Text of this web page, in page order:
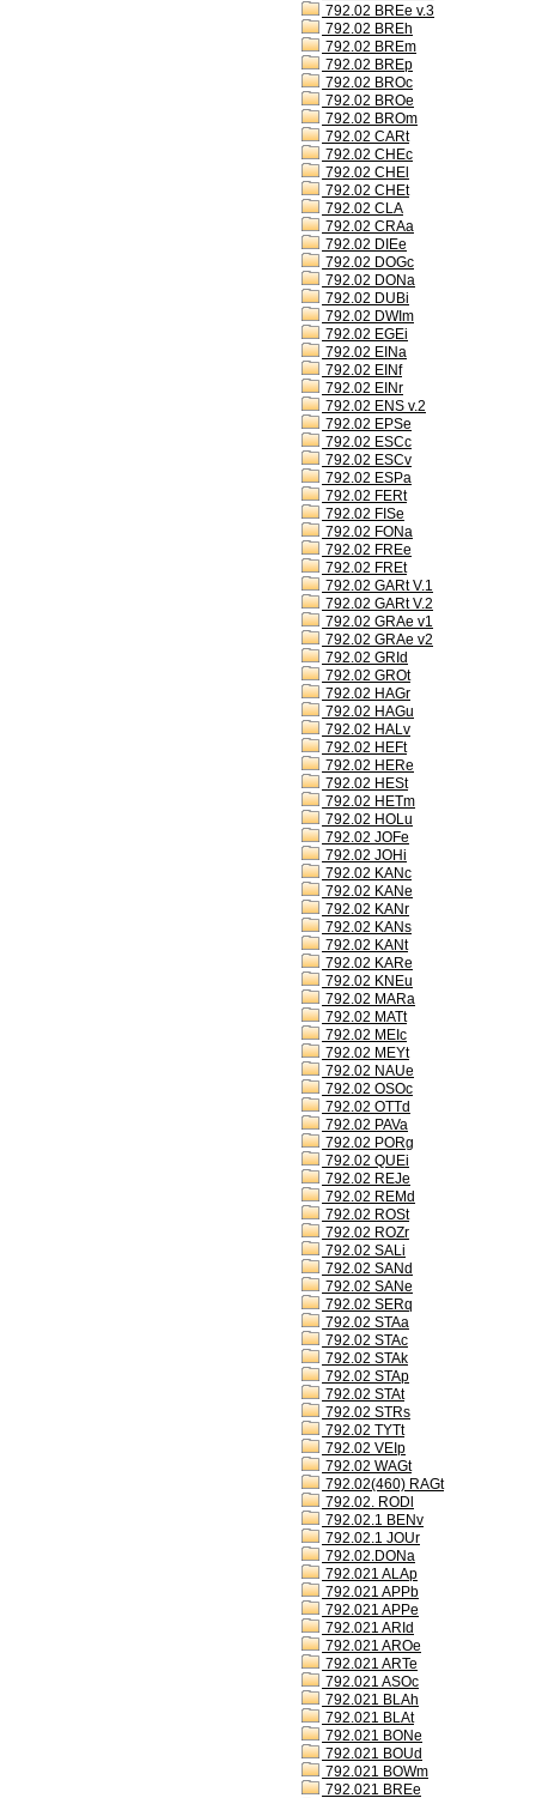
792.02 BREe v.3
792.02 BREh
792.02 BREm
792.02 BREp
792.02 BROc
792.02 BROe
792.02 BROm
792.02 CARt
792.02 CHEc
792.02 CHEl
792.02 CHEt
792.02 CLA
792.02 CRAa
792.02 DIEe
792.02 DOGc
792.02 DONa
792.02 DUBi
792.02 DWIm
792.02 EGEi
792.02 EINa
792.02 EINf
792.02 EINr
792.02 ENS v.2
792.02 EPSe
792.02 ESCc
792.02 ESCv
792.02 ESPa
792.02 FERt
792.02 FISe
792.02 FONa
792.02 FREe
792.02 FREt
792.02 GARt V.1
792.02 GARt V.2
792.02 GRAe v1
792.02 GRAe v2
792.02 GRId
792.02 GROt
792.02 HAGr
792.02 HAGu
792.02 HALv
792.02 HEFt
792.02 HERe
792.02 HESt
792.02 HETm
792.02 HOLu
792.02 JOFe
792.02 JOHi
792.02 KANc
792.02 KANe
792.02 KANr
792.02 KANs
792.02 KANt
792.02 KARe
792.02 KNEu
792.02 MARa
792.02 MATt
792.02 MEIc
792.02 MEYt
792.02 NAUe
792.02 OSOc
792.02 OTTd
792.02 PAVa
792.02 PORg
792.02 QUEi
792.02 REJe
792.02 REMd
792.02 ROSt
792.02 ROZr
792.02 SALi
792.02 SANd
792.02 SANe
792.02 SERq
792.02 STAa
792.02 STAc
792.02 STAk
792.02 STAp
792.02 STAt
792.02 STRs
792.02 TYTt
792.02 VEIp
792.02 WAGt
792.02(460) RAGt
792.02. RODl
792.02.1 BENv
792.02.1 JOUr
792.02.DONa
792.021 ALAp
792.021 APPb
792.021 APPe
792.021 ARId
792.021 AROe
792.021 ARTe
792.021 ASOc
792.021 BLAh
792.021 BLAt
792.021 BONe
792.021 BOUd
792.021 BOWm
792.021 BREe